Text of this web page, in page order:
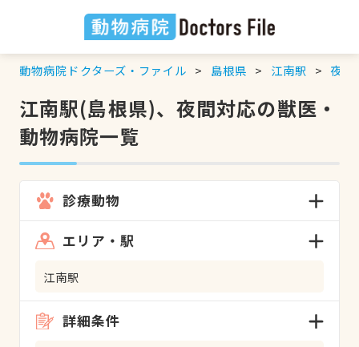
動物病院ドクターズ・ファイル 島根県 江南駅 夜間
江南駅(島根県)、夜間対応の獣医・
動物病院一覧
診療動物
エリア・駅
江南駅
詳細条件